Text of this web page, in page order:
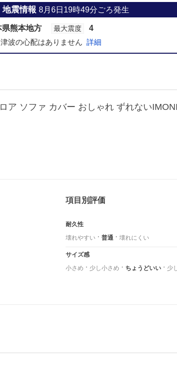
地震情報 8月6日19時49分ごろ発生
県熊本地方 最大震度
4
波の心配はありません 詳細
ア ソファ カバー おしゃれ ずれない
項目別評価
耐久性
壊れやすい
普通 壊れにくい
サイズ感
小さめ
少し小さめ ちょうどいい 少